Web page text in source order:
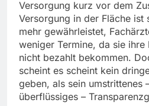
Versorgung kurz vor dem
Versorgung in der Fläche ist
mehr gewährleistet,
weniger Termine, da sie ihre
nicht bezahlt bekommen.
scheint es scheint kein
geben, als sein umstrittenes
überflüssiges –